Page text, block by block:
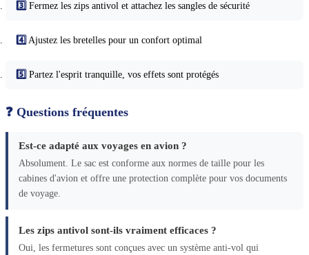
3️⃣ Fermez les zips antivol et attachez les sangles de sécurité
4️⃣ Ajustez les bretelles pour un confort optimal
5️⃣ Partez l'esprit tranquille, vos effets sont protégés
❓ Questions fréquentes
Est-ce adapté aux voyages en avion ?
Absolument. Le sac est conforme aux normes de taille pour les
cabines d'avion et offre une protection complète pour vos documents
de voyage.
Les zips antivol sont-ils vraiment efficaces ?
Oui, les fermetures sont conçues avec un système anti-vol qui